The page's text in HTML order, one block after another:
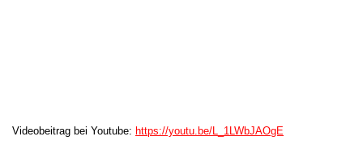
Videobeitrag bei Youtube: https://youtu.be/L_1LWbJAOgE